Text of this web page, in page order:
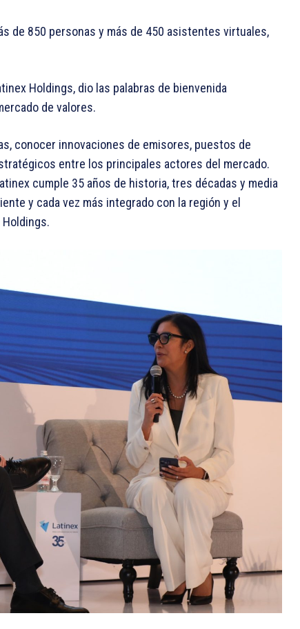
de 850 personas y más de 450 asistentes virtuales,
Holdings, dio las palabras de bienvenida
de valores.
conocer innovaciones de emisores, puestos de
entre los principales actores del mercado.
cumple 35 años de historia, tres décadas y media
y cada vez más integrado con la región y el
Holdings.